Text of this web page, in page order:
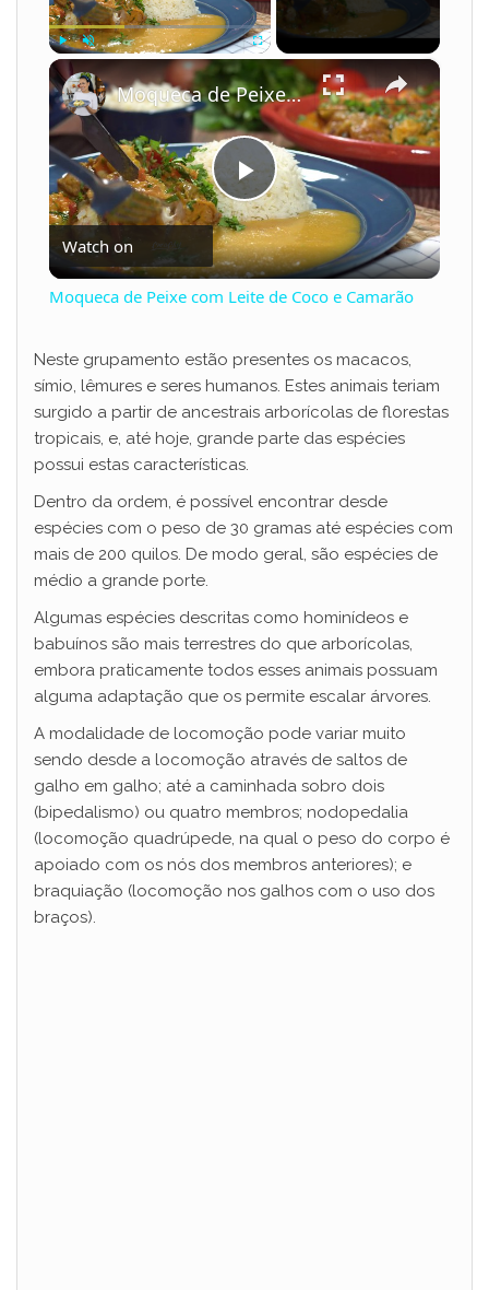
Fullscreen ×
P
l
y
V
i
e
o
Moqueca de Peixe com Leite de Coco e Camarão
Watch on
Moqueca de Peixe com Leite de Coco e Camarão
Neste grupamento estão presentes os macacos,
símio, lêmures e seres humanos. Estes animais teriam
surgido a partir de ancestrais arborícolas de florestas
tropicais, e, até hoje, grande parte das espécies
possui estas características.
Dentro da ordem, é possível encontrar desde
espécies com o peso de 30 gramas até espécies com
mais de 200 quilos. De modo geral, são espécies de
médio a grande porte.
Algumas espécies descritas como hominídeos e
babuínos são mais terrestres do que arborícolas,
embora praticamente todos esses animais possuam
alguma adaptação que os permite escalar árvores.
A modalidade de locomoção pode variar muito
sendo desde a locomoção através de saltos de
galho em galho; até a caminhada sobro dois
(bipedalismo) ou quatro membros; nodopedalia
(locomoção quadrúpede, na qual o peso do corpo é
apoiado com os nós dos membros anteriores); e
braquiação (locomoção nos galhos com o uso dos
braços).